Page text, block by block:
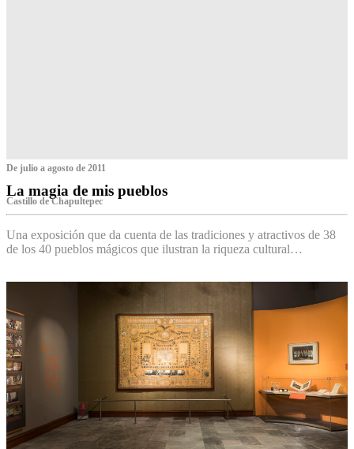
De julio a agosto de 2011
La magia de mis pueblos
Castillo de Chapultepec
Una exposición que da cuenta de las tradiciones y atractivos de 38
de los 40 pueblos mágicos que ilustran la riqueza cultural…